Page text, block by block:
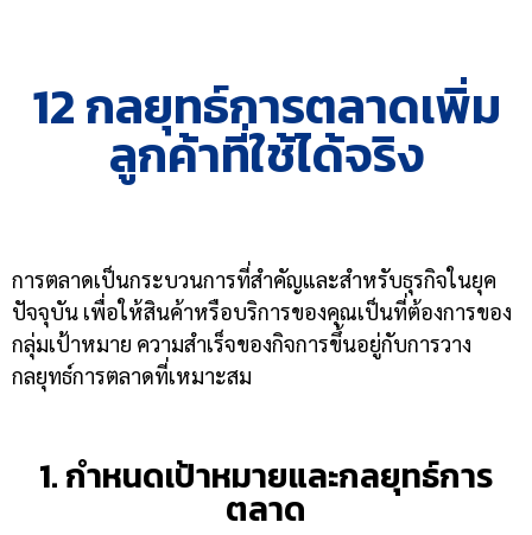
12 กลยุทธ์การตลาดเพิ่ม
ลูกค้าที่ใช้ได้จริง
การตลาดเป็นกระบวนการที่สำคัญและสำหรับธุรกิจในยุค
ปัจจุบัน เพื่อให้สินค้าหรือบริการของคุณเป็นที่ต้องการของ
กลุ่มเป้าหมาย ความสำเร็จของกิจการขึ้นอยู่กับการวาง
กลยุทธ์การตลาดที่เหมาะสม
1. กำหนดเป้าหมายและกลยุทธ์การ
ตลาด